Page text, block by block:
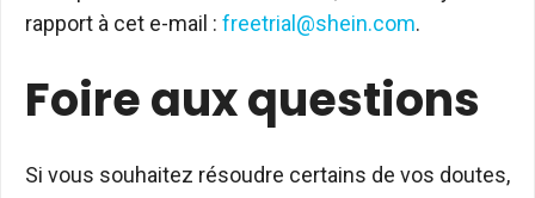
rapport à cet e-mail : freetrial@shein.com.
Foire aux questions
Si vous souhaitez résoudre certains de vos doutes,